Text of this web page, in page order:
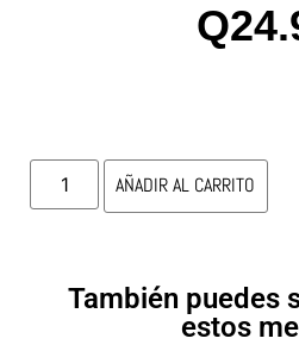
Q
AÑADIR AL CARRITO
También puedes
estos